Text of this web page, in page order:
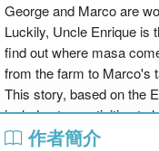
George and Marco are
Luckily, Uncle Enrique is
find out where masa
from the farm to Marco's
This story, based on the
includes two activities to
comes from and how it
作者簡介